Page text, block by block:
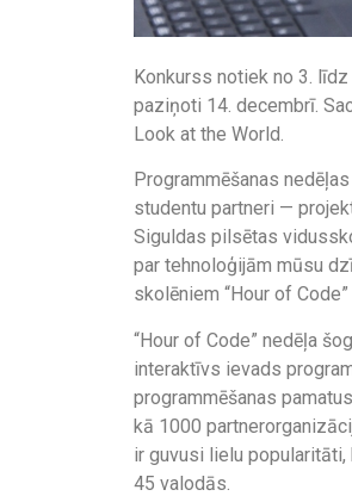
Konkurss notiek no 3.
paziņoti 14. decembrī.
Look at the World.
Programmēšanas
studentu partneri —
Siguldas pilsētas
par tehnoloģijām mūsu
skolēniem “Hour of
“Hour of Code” nedēļa
interaktīvs ievads
programmēšanas
kā 1000
ir guvusi lielu
45 valodās.